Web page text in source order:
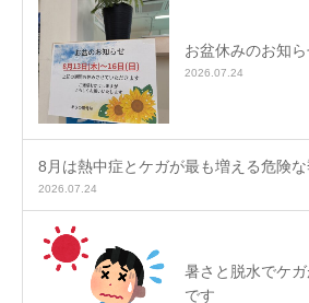
お盆休みのお知
2026.07.24
8月は熱中症とケガが最も増える危険な
2026.07.24
暑さと脱水でケ
です